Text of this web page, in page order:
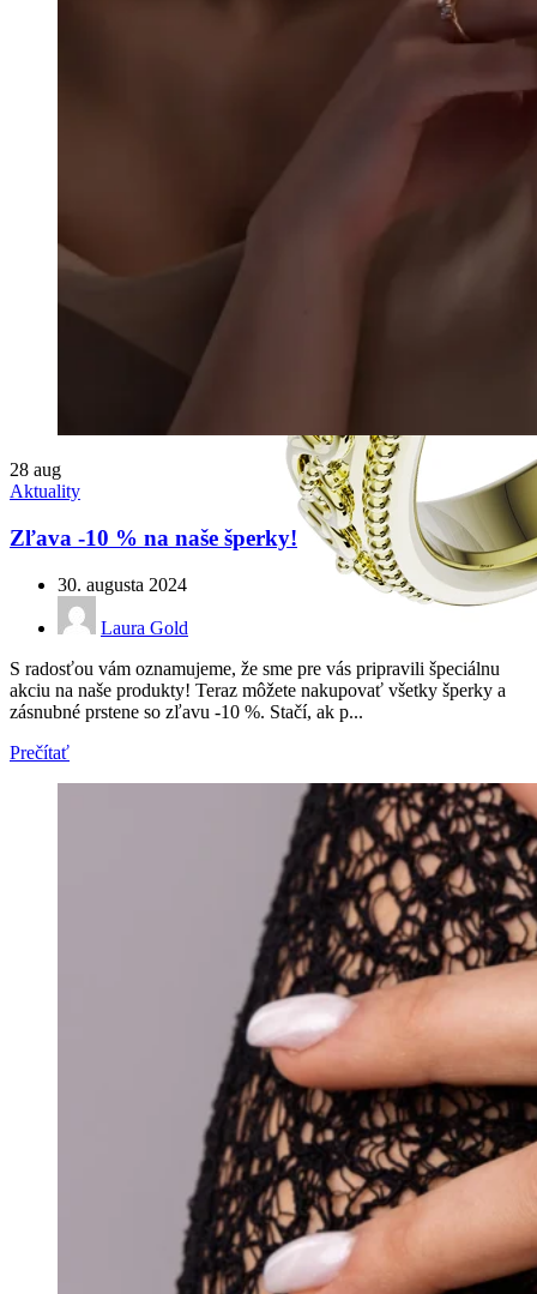
Zásnubné prstne z kolekcie Elegant Night.
28 aug
Aktuality
Zľava -10 % na naše šperky!
30. augusta 2024
Laura Gold
S radosťou vám oznamujeme, že sme pre vás pripravili špeciálnu
akciu na naše produkty! Teraz môžete nakupovať všetky šperky a
zásnubné prstene so zľavu -10 %. Stačí, ak p...
Prečítať